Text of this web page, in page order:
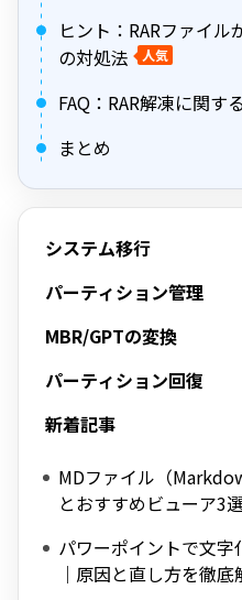
ヒント：RARファイ
の対処法
人気
FAQ：RAR解凍に関す
まとめ
システム移行
パーティション管理
MBR/GPTの変換
パーティション回復
新着記事
MDファイル（
とおすすめビューア3
パワーポイントで文
｜原因と直し方を徹底